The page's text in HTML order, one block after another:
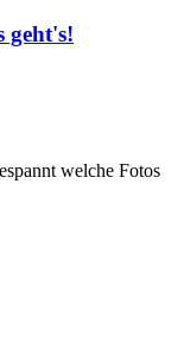
geht's!
welche Fotos